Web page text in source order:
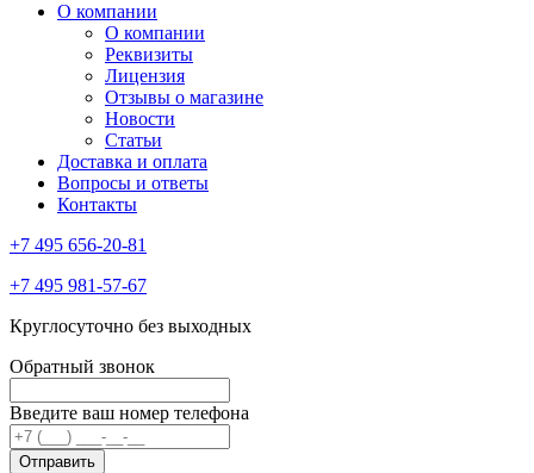
О компании
О компании
Реквизиты
Лицензия
Отзывы о магазине
Новости
Статьи
Доставка и оплата
Вопросы и ответы
Контакты
+7 495 656-20-81
+7 495 981-57-67
Круглосуточно без выходных
Обратный звонок
Введите ваш номер телефона